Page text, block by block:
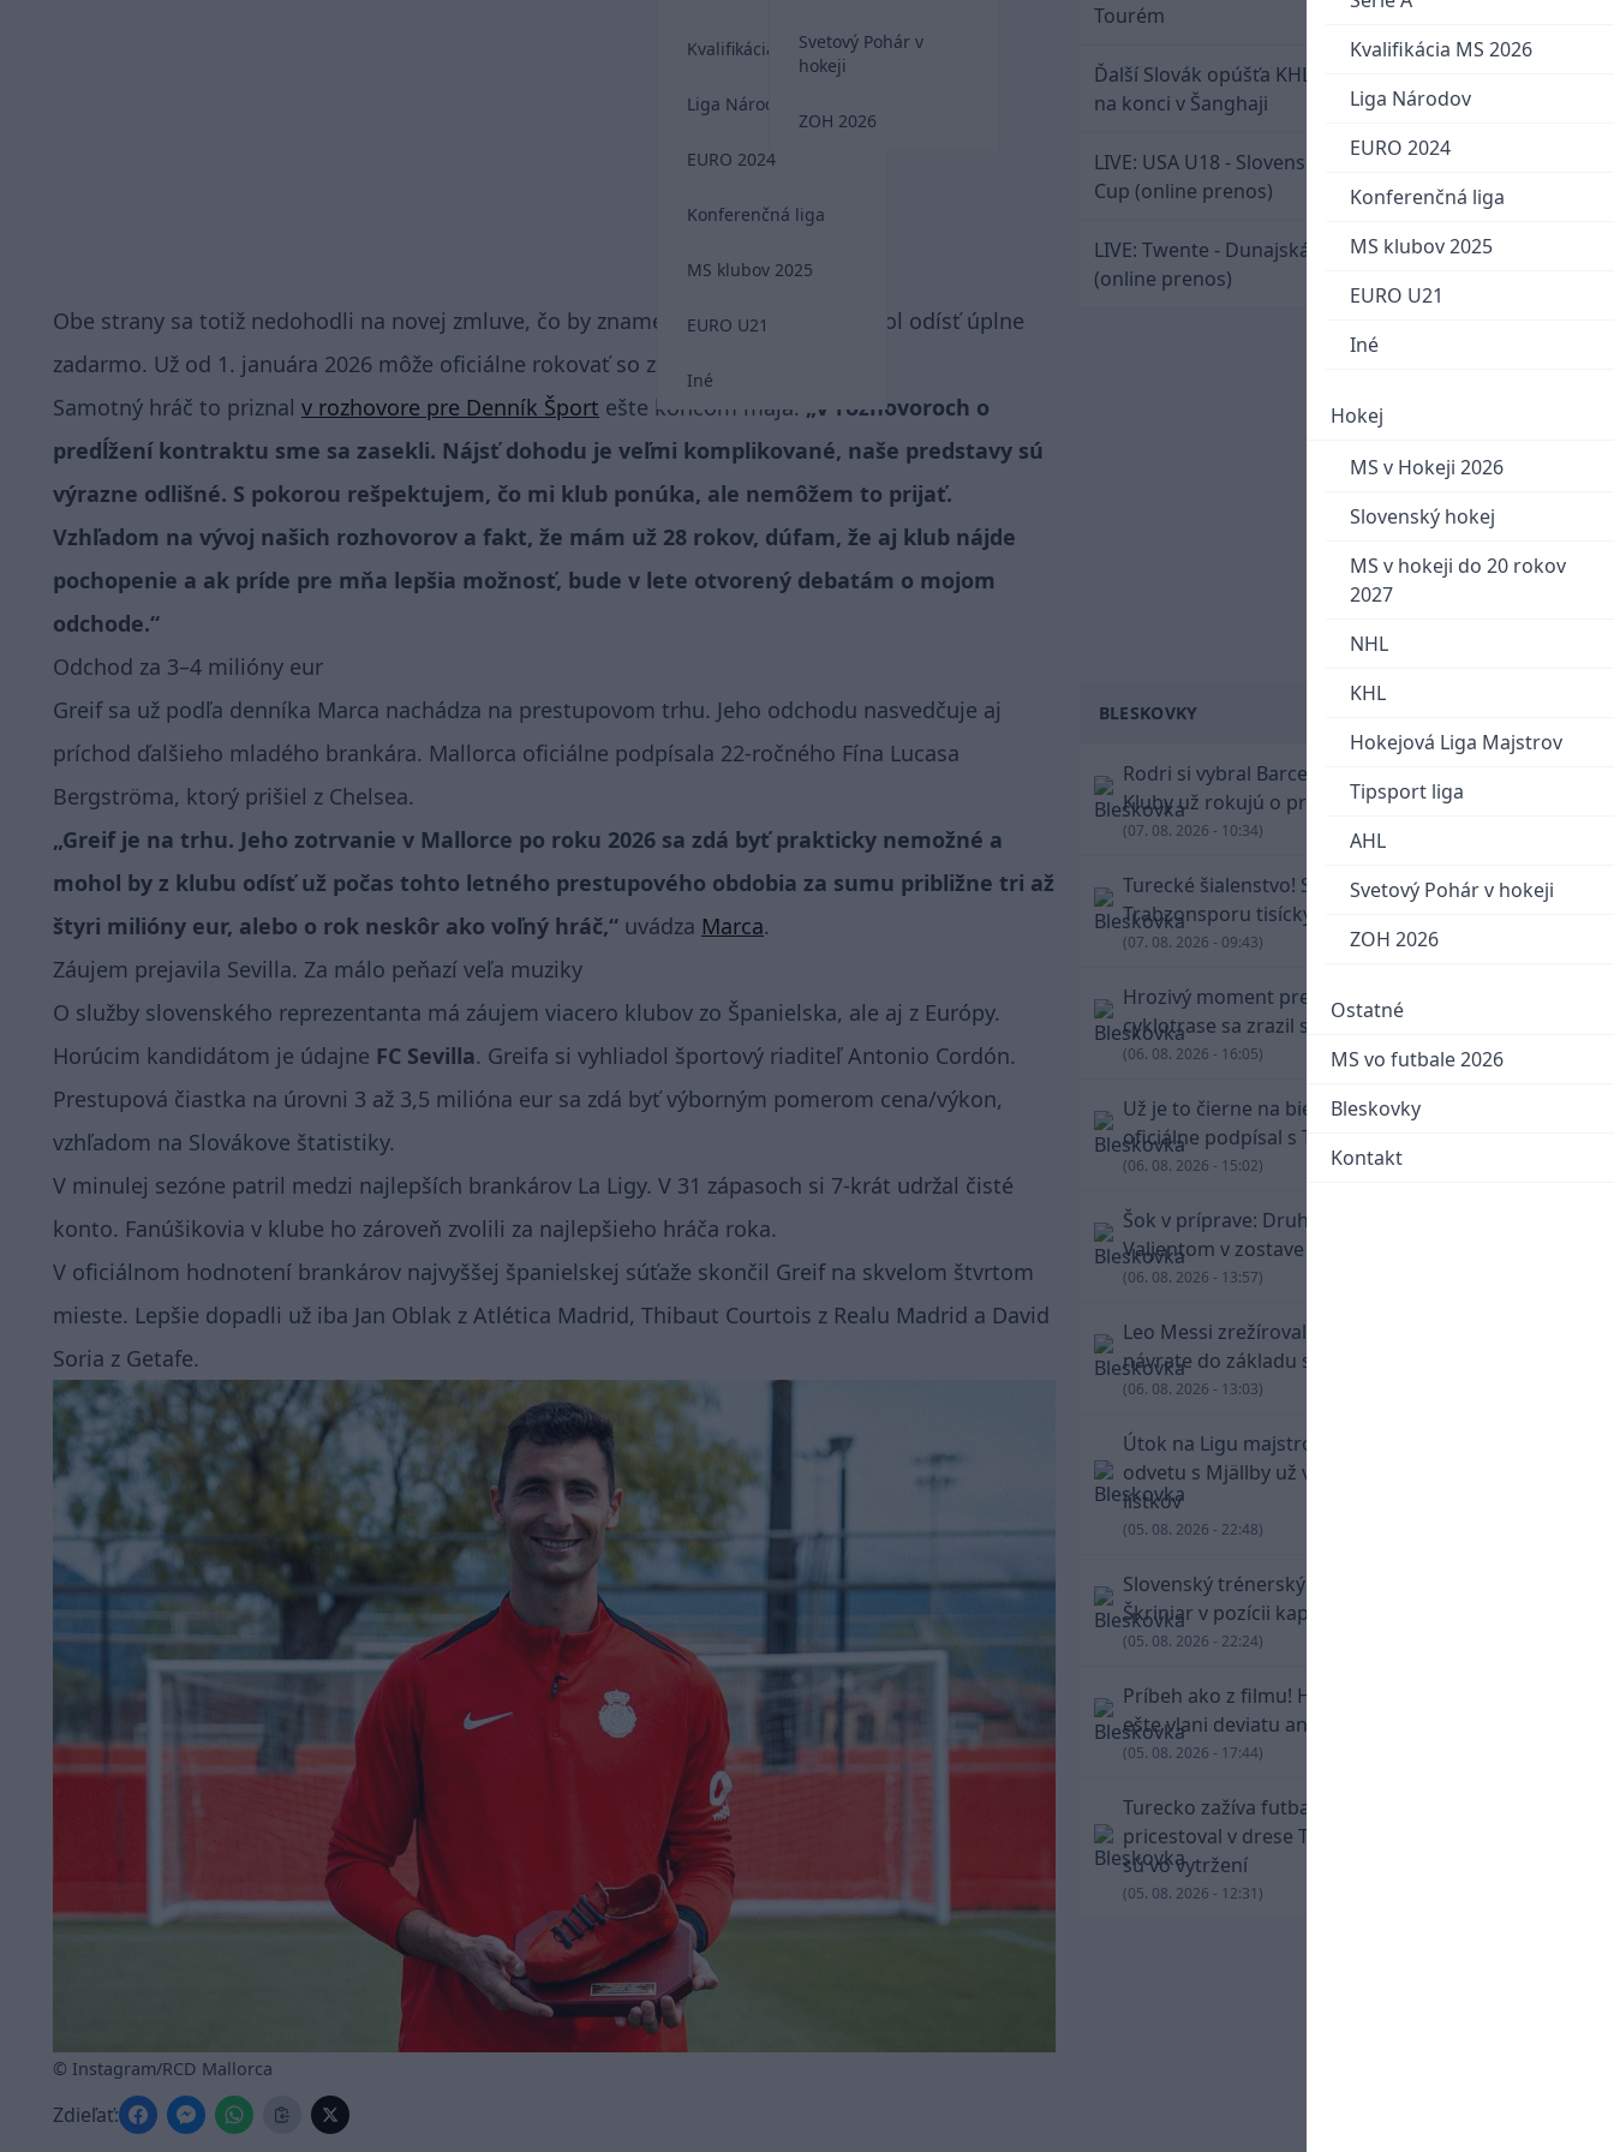
Kvalifikácia MS 2026
Liga Národov
EURO 2024
Konferenčná liga
MS klubov 2025
EURO U21
Iné
Svetový Pohár v
hokeji
ZOH 2026
Kvalifikácia MS 2026
Liga Národov
EURO 2024
Konferenčná liga
MS klubov 2025
EURO U21
Iné
Hokej
MS v Hokeji 2026
Slovenský hokej
MS v hokeji do 20 rokov
2027
NHL
KHL
Hokejová Liga Majstrov
Tipsport liga
AHL
Svetový Pohár v hokeji
ZOH 2026
Ostatné
MS vo futbale 2026
Bleskovky
Kontakt
Obe strany sa totiž nedohodli na novej zmluve, čo by znamenalo, že by o rok mohol odísť úplne
zadarmo. Už od 1. januára 2026 môže oficiálne rokovať so záujemcami.
Samotný hráč to priznal v rozhovore pre Denník Šport ešte koncom mája: „V rozhovoroch o
predĺžení kontraktu sme sa zasekli. Nájsť dohodu je veľmi komplikované, naše predstavy sú
výrazne odlišné. S pokorou rešpektujem, čo mi klub ponúka, ale nemôžem to prijať.
Vzhľadom na vývoj našich rozhovorov a fakt, že mám už 28 rokov, dúfam, že aj klub nájde
pochopenie a ak príde pre mňa lepšia možnosť, bude v lete otvorený debatám o mojom
odchode.“
Odchod za 3–4 milióny eur
Greif sa už podľa denníka Marca nachádza na prestupovom trhu. Jeho odchodu nasvedčuje aj
príchod ďalšieho mladého brankára. Mallorca oficiálne podpísala 22-ročného Fína Lucasa
Bergströma, ktorý prišiel z Chelsea.
„Greif je na trhu. Jeho zotrvanie v Mallorce po roku 2026 sa zdá byť prakticky nemožné a
mohol by z klubu odísť už počas tohto letného prestupového obdobia za sumu približne tri až
štyri milióny eur, alebo o rok neskôr ako voľný hráč,“ uvádza Marca.
Záujem prejavila Sevilla. Za málo peňazí veľa muziky
O služby slovenského reprezentanta má záujem viacero klubov zo Španielska, ale aj z Európy.
Horúcim kandidátom je údajne FC Sevilla. Greifa si vyhliadol športový riaditeľ Antonio Cordón.
Prestupová čiastka na úrovni 3 až 3,5 milióna eur sa zdá byť výborným pomerom cena/výkon,
vzhľadom na Slovákove štatistiky.
V minulej sezóne patril medzi najlepších brankárov La Ligy. V 31 zápasoch si 7-krát udržal čisté
konto. Fanúšikovia v klube ho zároveň zvolili za najlepšieho hráča roka.
V oficiálnom hodnotení brankárov najvyššej španielskej súťaže skončil Greif na skvelom štvrtom
mieste. Lepšie dopadli už iba Jan Oblak z Atlética Madrid, Thibaut Courtois z Realu Madrid a David
Soria z Getafe.
© Instagram/RCD Mallorca
Zdieľať:
Tourém
Ďalší Slovák opúšťa KHL. Patrik Rybár sa dohodol
na konci v Šanghaji
LIVE: USA U18 - Slovensko U18 / Hlinka-Gretzky
Cup (online prenos)
LIVE: Twente - Dunajská Streda / Konferenčná liga
(online prenos)
BLESKOVKY
Rodri si vybral Barcelonu a odmietol Real.
Kluby už rokujú o prestupovej čiastke
(07. 08. 2026 - 10:34)
Turecké šialenstvo! Salaha vítali na štadióne
Trabzonsporu tisícky fanúšikov
(07. 08. 2026 - 09:43)
Hrozivý moment pre Zdena Cháru! Na
cyklotrase sa zrazil s bežcom
(06. 08. 2026 - 16:05)
Už je to čierne na bielom: Mohamed Salah
oficiálne podpísal s Trabzonsporom
(06. 08. 2026 - 15:02)
Šok v príprave: Druholigová Mallorca s
Valjentom v zostave zdolala PSG
(06. 08. 2026 - 13:57)
Leo Messi zrežíroval obrat Interu Miami, pri
návrate do základu strelil dva góly
(06. 08. 2026 - 13:03)
Útok na Ligu majstrov láka! Slovan hlási na
odvetu s Mjällby už viac ako 13-tisíc predaných
lístkov
(05. 08. 2026 - 22:48)
Slovenský trénerský súboj pre Borbélyho,
Škriniar v pozícii kapitána potiahol Fenerbahce
(05. 08. 2026 - 22:24)
Príbeh ako z filmu! Hrdina Slovana Kianga hral
ešte vlani deviatu anglickú ligu
(05. 08. 2026 - 17:44)
Turecko zažíva futbalové šialenstvo! Salah
pricestoval v drese Trabzonsporu, fanúšikovia
sú vo vytržení
(05. 08. 2026 - 12:31)